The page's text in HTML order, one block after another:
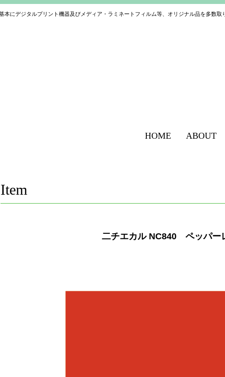
本にデジタルプリント機器及びメディア・ラミネートフィルム等、オリジナル品を多数取
HOME ABOUT
Item
二チエカル NC840 ペッパー